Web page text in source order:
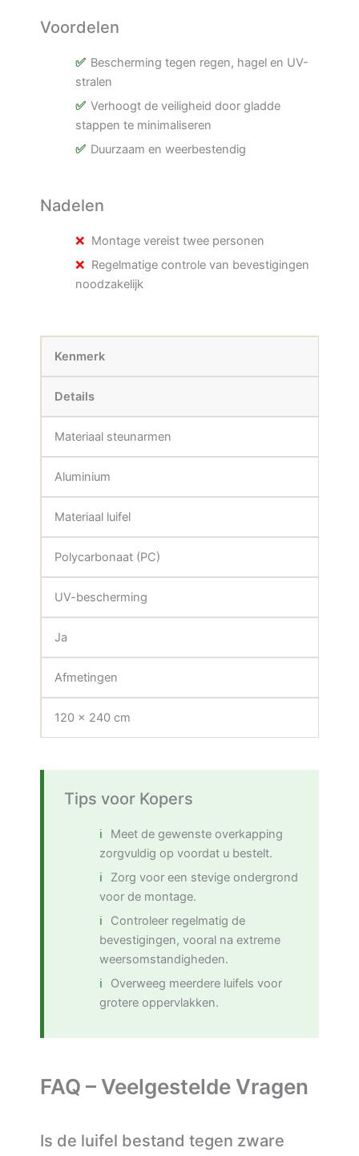
Voordelen
Bescherming tegen regen, hagel en UV-
stralen
Verhoogt de veiligheid door gladde
stappen te minimaliseren
Duurzaam en weerbestendig
Nadelen
Montage vereist twee personen
Regelmatige controle van bevestigingen
noodzakelijk
Kenmerk
Details
Materiaal steunarmen
Aluminium
Materiaal luifel
Polycarbonaat (PC)
UV-bescherming
Ja
Afmetingen
120 x 240 cm
Tips voor Kopers
Meet de gewenste overkapping
zorgvuldig op voordat u bestelt.
Zorg voor een stevige ondergrond
voor de montage.
Controleer regelmatig de
bevestigingen, vooral na extreme
weersomstandigheden.
Overweeg meerdere luifels voor
grotere oppervlakken.
FAQ – Veelgestelde Vragen
Is de luifel bestand tegen zware